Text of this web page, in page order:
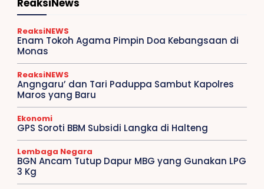
ReaksiNews
ReaksiNEWS
Enam Tokoh Agama Pimpin Doa Kebangsaan di
Monas
ReaksiNEWS
Angngaru’ dan Tari Paduppa Sambut Kapolres
Maros yang Baru
Ekonomi
GPS Soroti BBM Subsidi Langka di Halteng
Lembaga Negara
BGN Ancam Tutup Dapur MBG yang Gunakan LPG
3 Kg